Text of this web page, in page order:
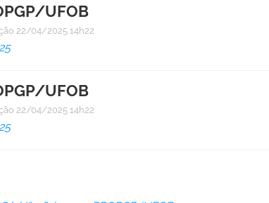
UFOB
22/04/2025 14h22
UFOB
22/04/2025 14h22